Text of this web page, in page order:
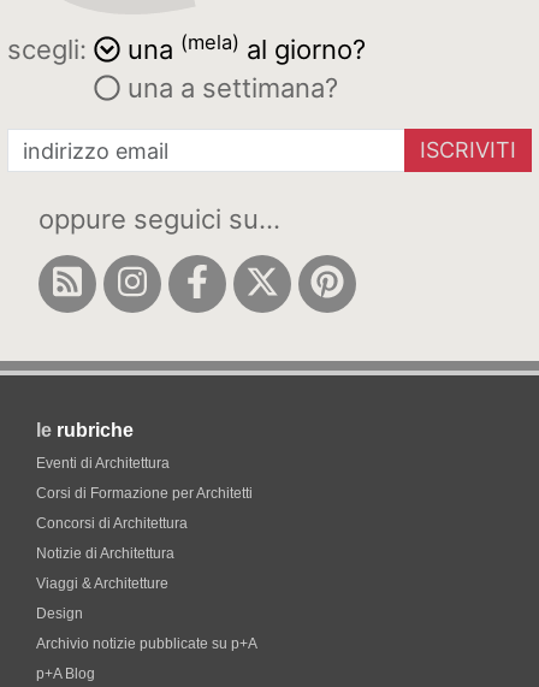
scegli: una (mela) al giorno?
una a settimana?
ISCRIVITI
oppure seguici su...
le rubriche
Eventi di Architettura
Corsi di Formazione per Architetti
Concorsi di Architettura
Notizie di Architettura
Viaggi & Architetture
Design
Archivio notizie pubblicate su p+A
p+A Blog